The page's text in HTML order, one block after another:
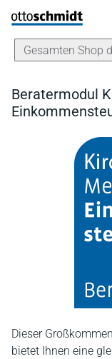
Direkt zum Inhalt
Beratermodul
Dieser
bietet Ihnen eine